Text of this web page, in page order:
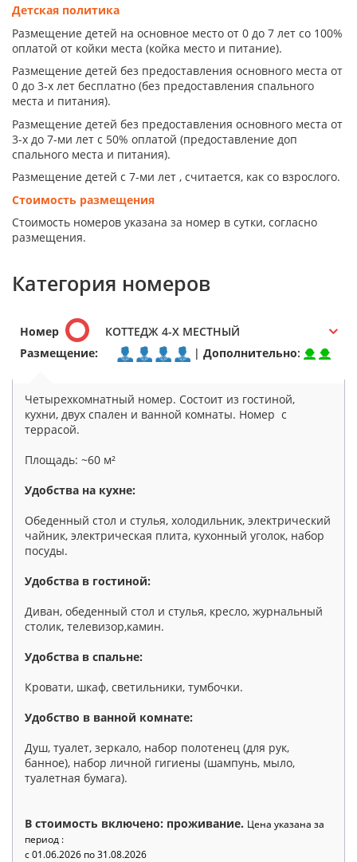
Детская политика
Размещение детей на основное место от 0 до 7 лет со 100%
оплатой от койки места (койка место и питание).
Размещение детей без предоставления основного места от
0 до 3-х лет бесплатно (без предоставления спального
места и питания).
Размещение детей без предоставления основного места от
3-х до 7-ми лет с 50% оплатой (предоставление доп
спального места и питания).
Размещение детей с 7-ми лет , считается, как со взрослого.
Стоимость размещения
Стоимость номеров указана за номер в сутки, согласно
размещения.
Категория номеров
Номер
КОТТЕДЖ 4-Х МЕСТНЫЙ
Размещение:
| Дополнительно:
Четырехкомнатный номер. Состоит из гостиной,
кухни, двух спален и ванной комнаты. Номер с
террасой.
Площадь: ~60 м²
Удобства на кухне:
Обеденный стол и стулья, холодильник, электрический
чайник, электрическая плита, кухонный уголок, набор
посуды.
Удобства в гостиной:
Диван, обеденный стол и стулья, кресло, журнальный
столик, телевизор,камин.
Удобства в спальне:
Кровати, шкаф, светильники, тумбочки.
Удобство в ванной комнате:
Душ, туалет, зеркало, набор полотенец (для рук,
банное), набор личной гигиены (шампунь, мыло,
туалетная бумага).
В стоимость включено: проживание. Цена указана за
период :
c 01.06.2026 по 31.08.2026